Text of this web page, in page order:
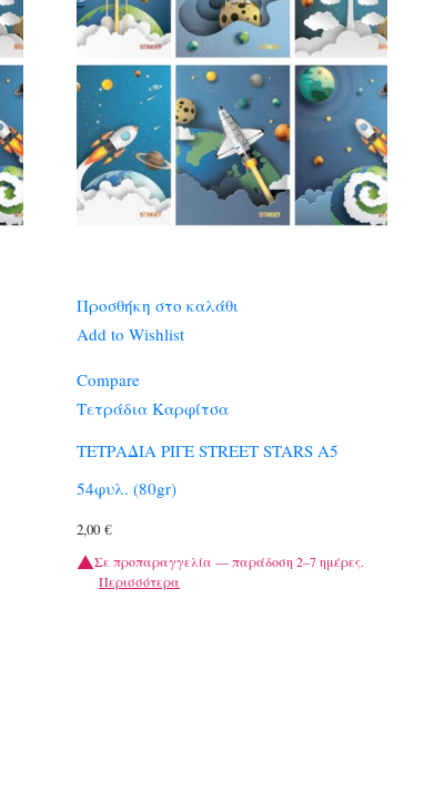
Προσθήκη στο καλάθι
Add to Wishlist
Compare
Τετράδια Καρφίτσα
ΤΕΤΡΑΔΙΑ ΡΙΓΕ STREET STARS A5
54φυλ. (80gr)
2,00 €
Σε προπαραγγελία — παράδοση 2–7 ημέρες.
Περισσότερα